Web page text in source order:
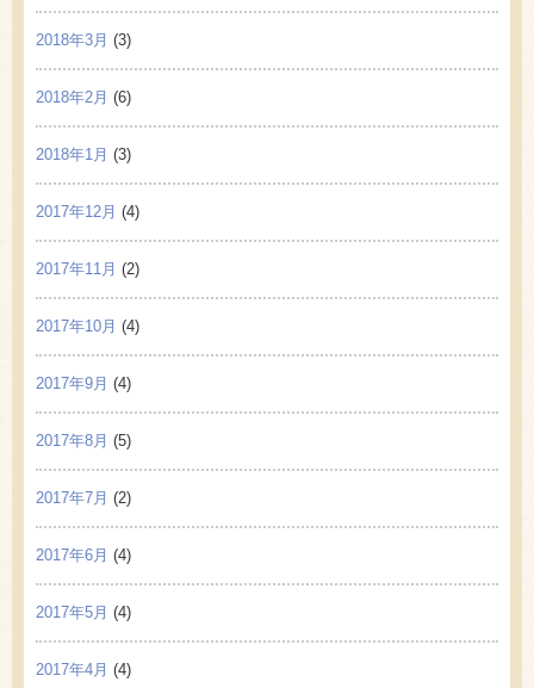
2018年3月 (3)
2018年2月 (6)
2018年1月 (3)
2017年12月 (4)
2017年11月 (2)
2017年10月 (4)
2017年9月 (4)
2017年8月 (5)
2017年7月 (2)
2017年6月 (4)
2017年5月 (4)
2017年4月 (4)